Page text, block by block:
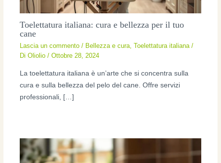
Toelettatura italiana: cura e bellezza per il tuo
cane
Lascia un commento / Bellezza e cura,Toelettatura italiana/
Di Oliolio/Ottobre 28, 2024
La toelettatura italiana è un’arte che si concentra sulla
cura e sulla bellezza del pelo del cane. Offre servizi
professionali, […]